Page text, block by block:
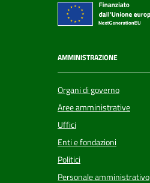
AMMINISTRAZIONE
Organi di governo
Aree amministrative
Uffici
Enti e fondazioni
Politici
Personale amministrativo